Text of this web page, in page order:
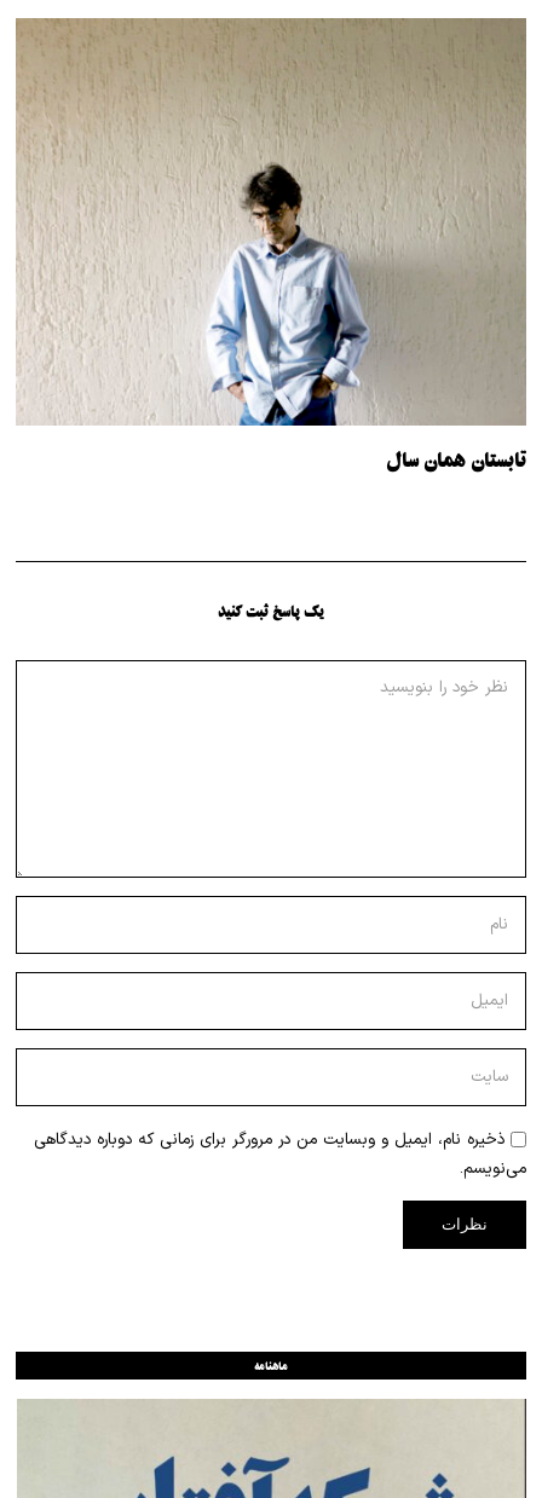
تابستان همان سال
یک پاسخ ثبت کنید
ذخیره نام، ایمیل و وبسایت من در مرورگر برای زمانی که دوباره دیدگاهی
می‌نویسم.
ماهنامه